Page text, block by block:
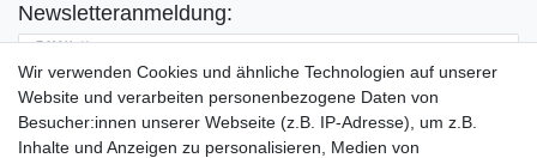
Newsletteranmeldung:
E-MAIL **
Hiermit bestätige ich, dass ich die Daten­schutz­erklärung
Einwilligung kann ich jederzeit widerrufen.**
Wir verwenden Cookies und ähnliche Technologien auf unserer
Website und verarbeiten personenbezogene Daten von
Besucher:innen unserer Webseite (z.B. IP-Adresse), um z.B.
Inhalte und Anzeigen zu personalisieren, Medien von